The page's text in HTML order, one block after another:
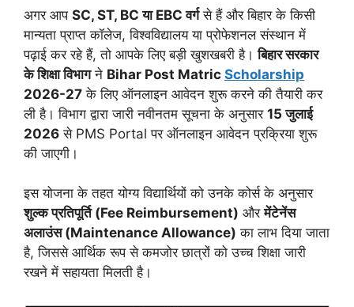
अगर आप SC, ST, BC या EBC वर्गसे हैं और बिहार के किसी
मान्यता प्राप्त कॉलेज, विश्वविद्यालय या प्रोफेशनल संस्थान में
पढ़ाई कर रहे हैं, तो आपके लिए बड़ी खुशखबरी है।बिहार सरकार
के शिक्षा विभागने Bihar Post Matric Scholarship
2026-27 के लिए ऑनलाइन आवेदन शुरू करने की तैयारी कर
ली है। विभाग द्वारा जारी नवीनतम सूचना के अनुसार 15 जुलाई
2026 से PMS Portal पर ऑनलाइन आवेदन प्रक्रिया शुरू
की जाएगी।
इस योजना के तहत योग्य विद्यार्थियों को उनके कोर्स के अनुसार
शुल्क प्रतिपूर्ति (Fee Reimbursement) औरमेंटेनेंस
अलाउंस (Maintenance Allowance) का लाभ दिया जाता
है, जिससे आर्थिक रूप से कमजोर छात्रों को उच्च शिक्षा जारी
रखने में सहायता मिलती है।